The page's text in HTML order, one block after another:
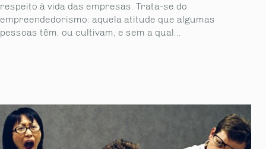
respeito à vida das empresas. Trata-se do
empreendedorismo: aquela atitude que algumas
pessoas têm, ou cultivam, e sem a qual...